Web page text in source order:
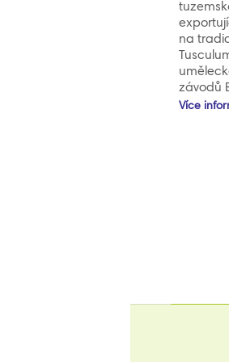
na
závodů
1920.
Více